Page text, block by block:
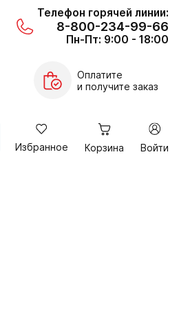
Телефон горячей линии:
8-800-234-99-66
Пн-Пт: 9:00 - 18:00
Оплатите
и получите заказ
Избранное Корзина Войти